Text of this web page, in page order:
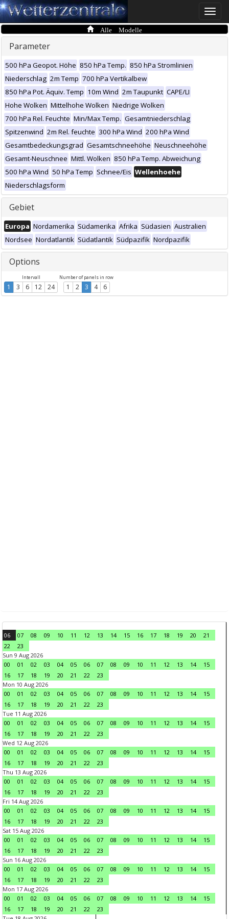
Toggle
Alle Modelle
Parameter
500 hPa Geopot. Höhe 850 hPa Temp. 850 hPa Stromlinien
Niederschlag 2m Temp 700 hPa Vertikalbew
850 hPa Pot. Äquiv. Temp 10m Wind 2m Taupunkt CAPE/LI
Hohe Wolken Mittelhohe Wolken Niedrige Wolken
700 hPa Rel. Feuchte Min/Max Temp. Gesamtniederschlag
Spitzenwind 2m Rel. feuchte 300 hPa Wind 200 hPa Wind
Gesamtbedeckungsgrad Gesamtschneehöhe Neuschneehöhe
Gesamt-Neuschnee Mittl. Wolken 850 hPa Temp. Abweichung
500 hPa Wind 50 hPa Temp Schnee/Eis Wellenhoehe
Niederschlagsform
Gebiet
Europa Nordamerika Südamerika Afrika Südasien Australien
Nordsee Nordatlantik Südatlantik Südpazifik Nordpazifik
Options
Intervall
1 3 6 12 24
Number of panels in row
1 2 3 4 6
06 07 08 09 10 11 12 13 14 15 16 17 18 19 20
21
22
23
Sun 9 Aug 2026
00
01 02 03 04 05 06 07 08 09 10 11 12 13 14
15
16
17 18 19 20 21 22
23
Mon 10 Aug 2026
00
01 02 03 04 05 06 07 08 09 10 11 12 13 14
15
16
17 18 19 20 21 22
23
Tue 11 Aug 2026
00
01 02 03 04 05 06 07 08 09 10 11 12 13 14
15
16
17 18 19 20 21 22
23
Wed 12 Aug 2026
00
01 02 03 04 05 06 07 08 09 10 11 12 13 14
15
16
17 18 19 20 21 22
23
Thu 13 Aug 2026
00
01 02 03 04 05 06 07 08 09 10 11 12 13 14
15
16
17 18 19 20 21 22
23
Fri 14 Aug 2026
00
01 02 03 04 05 06 07 08 09 10 11 12 13 14
15
16
17 18 19 20 21 22
23
Sat 15 Aug 2026
00
01 02 03 04 05 06 07 08 09 10 11 12 13 14
15
16
17 18 19 20 21 22
23
Sun 16 Aug 2026
00
01 02 03 04 05 06 07 08 09 10 11 12 13 14
15
16
17 18 19 20 21 22
23
Mon 17 Aug 2026
00
01 02 03 04 05 06 07 08 09 10 11 12 13 14
15
16
17 18 19 20 21 22
23